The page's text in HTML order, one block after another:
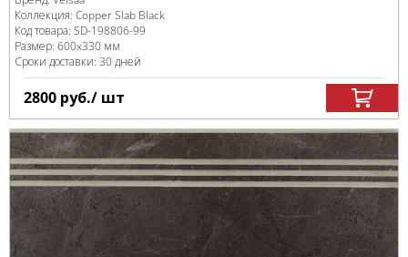
Коллекция: Copper Slab Black
Код товара: SD-198806-99
Размер: 600x330 мм
Сроки доставки: 30 дней
2800 руб./ шт